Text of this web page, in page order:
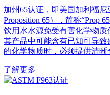
加州65认证，即美国加利福尼
Proposition 65），简称“Prop
饮用水水源免受有害化学物
其产品中可能含有已知可导
的化学物质时，必须提供清晰
了解更多